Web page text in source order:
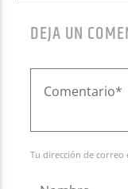
DEJA UN
Tu dirección de correo